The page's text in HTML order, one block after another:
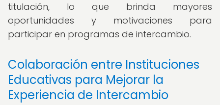
titulación, lo que brinda mayores
oportunidades y motivaciones para
participar en programas de intercambio.
Colaboración entre Instituciones
Educativas para Mejorar la
Experiencia de Intercambio